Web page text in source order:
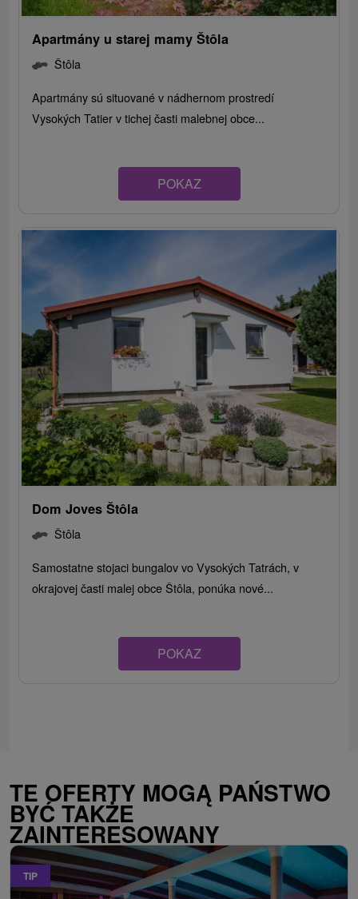
Apartmány u starej mamy Štôla
Štôla
Apartmány sú situované v nádhernom prostredí
Vysokých Tatier v tichej časti malebnej obce...
POKAZ
Dom Joves Štôla
Štôla
Samostatne stojaci bungalov vo Vysokých Tatrách, v
okrajovej časti malej obce Štôla, ponúka nové...
POKAZ
TE OFERTY MOGĄ PAŃSTWO
BYĆ TAKŻE
ZAINTERESOWANY
TIP